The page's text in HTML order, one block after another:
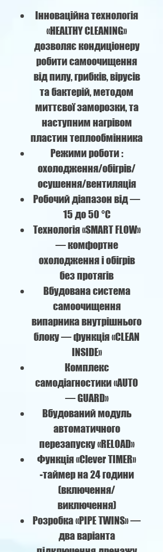
Інноваційна технологія
«HEALTHY CLEANING»
дозволяє кондиціонеру
робити самоочищення
від пилу, грибків, вірусів
та бактерій, методом
миттєвої заморозки, та
наступним нагрівом
пластин теплообмінника
Режими роботи :
охолодження/обігрів/
осушення/вентиляція
Робочий діапазон від —
15 до 50 °C
Технологія «SMART FLOW»
— комфортне
охолодження і обігрів
без протягів
Вбудована система
самоочищення
випарника внутрішнього
блоку — функція «CLEAN
INSIDE»
Комплекс
самодіагностики «AUTO
— GUARD»
Вбудований модуль
автоматичного
перезапуску «RELOAD»
Функція «Сlever TIMER»
-таймер на 24 години
(включення/
виключення)
Розробка «PIPE TWINS» —
два варіанта